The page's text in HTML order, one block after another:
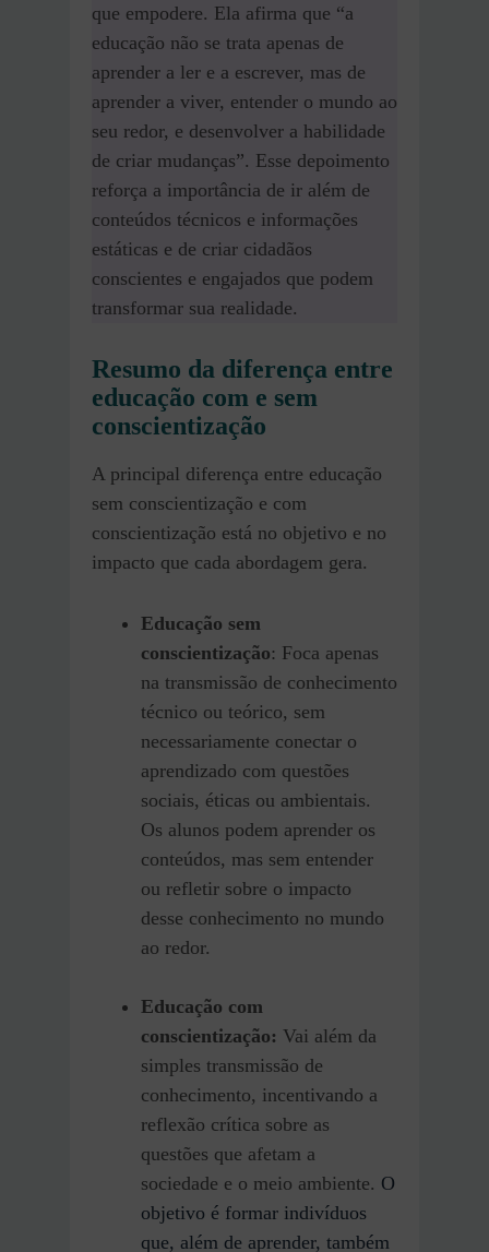
que empodere. Ela afirma que “a
educação não se trata apenas de
aprender a ler e a escrever, mas de
aprender a viver, entender o mundo ao
seu redor, e desenvolver a habilidade
de criar mudanças”. Esse depoimento
reforça a importância de ir além de
conteúdos técnicos e informações
estáticas e de criar cidadãos
conscientes e engajados que podem
transformar sua realidade.
Resumo da diferença entre
educação com e sem
conscientização
A principal diferença entre educação
sem conscientização e com
conscientização está no objetivo e no
impacto que cada abordagem gera.
Educação sem
conscientização: Foca apenas
na transmissão de conhecimento
técnico ou teórico, sem
necessariamente conectar o
aprendizado com questões
sociais, éticas ou ambientais.
Os alunos podem aprender os
conteúdos, mas sem entender
ou refletir sobre o impacto
desse conhecimento no mundo
ao redor.
Educação com
conscientização: Vai além da
simples transmissão de
conhecimento, incentivando a
reflexão crítica sobre as
questões que afetam a
sociedade e o meio ambiente. O
objetivo é formar indivíduos
que, além de aprender, também